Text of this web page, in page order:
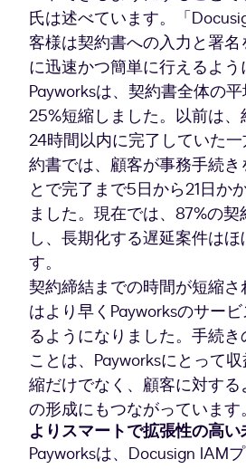
氏は述べています。「
客様は契約書への入力と署
に迅速かつ簡単に行えるよう
Payworksは、契約書全体の
25%短縮しました。以前は
24時間以内に完了していた
約書では、顧客が事務手続き
とで完了まで5日から21日か
ました。現在では、87%の契
し、長期化する遅延案件は
す。
契約締結までの時間が短縮
はより早くPayworksのサー
るようになりました。手続き
ことは、Payworksにとって
縮だけでなく、顧客に対す
の形成にもつながっています。
よりスマートで拡張性の高い
Payworksは、Docusign IAM